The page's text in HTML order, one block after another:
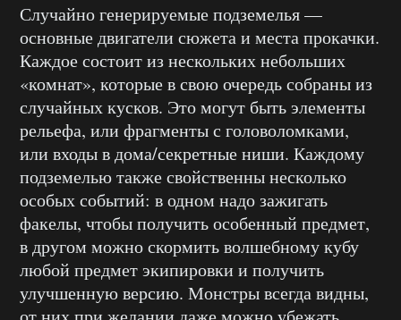
Случайно генерируемые подземелья —
основные двигатели сюжета и места прокачки.
Каждое состоит из нескольких небольших
«комнат», которые в свою очередь собраны из
случайных кусков. Это могут быть элементы
рельефа, или фрагменты с головоломками,
или входы в дома/секретные ниши. Каждому
подземелью также свойственны несколько
особых событий: в одном надо зажигать
факелы, чтобы получить особенный предмет,
в другом можно скормить волшебному кубу
любой предмет экипировки и получить
улучшенную версию. Монстры всегда видны,